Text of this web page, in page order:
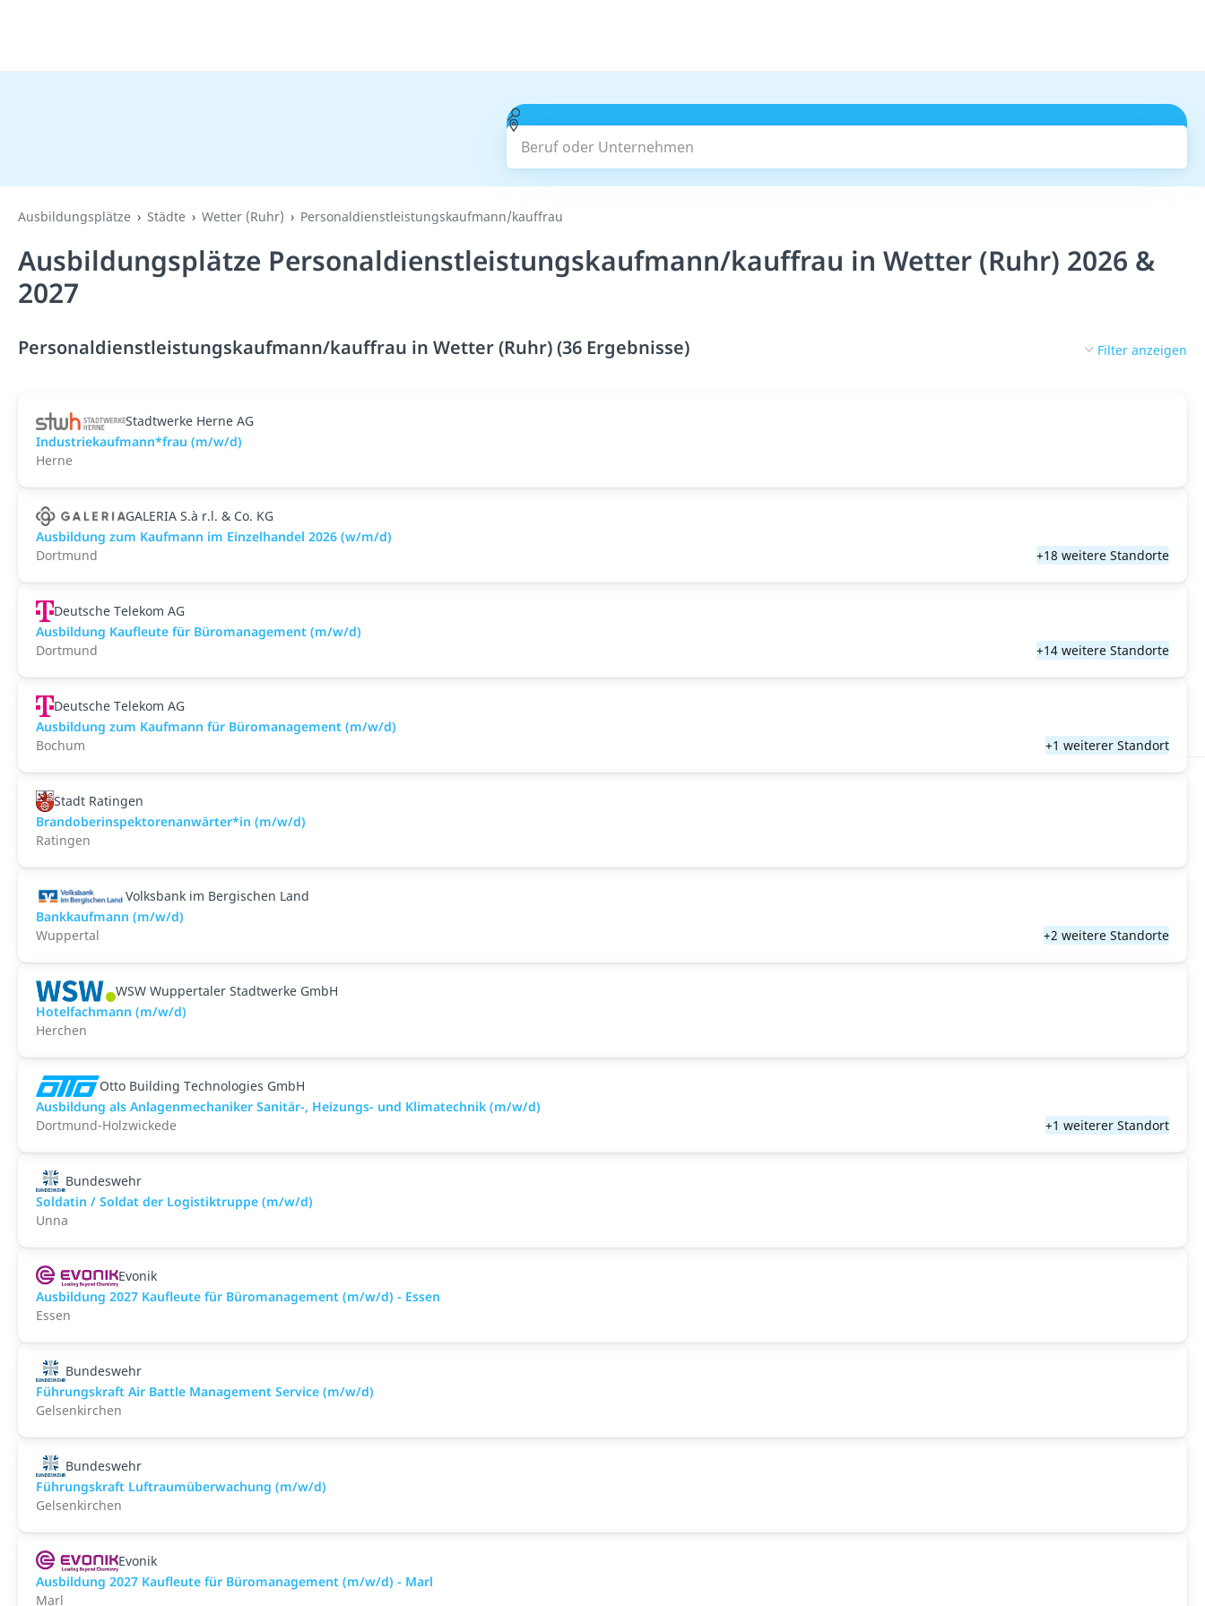
Beruf oder Unternehmen
Ausbildungsplätze Städte Wetter (Ruhr) Personaldienstleistungskaufmann/kauffrau
Ausbildungsplätze Personaldienstleistungskaufmann/kauffrau in Wetter (Ruhr) 2026 &
2027
Personaldienstleistungskaufmann/kauffrau in Wetter (Ruhr) (36 Ergebnisse) Filter anzeigen
Stadtwerke Herne AG
Industriekaufmann*frau (m/w/d)
Herne
GALERIA S.à r.l. & Co. KG
Ausbildung zum Kaufmann im Einzelhandel 2026 (w/m/d)
Dortmund
+18 weitere Standorte
Deutsche Telekom AG
Ausbildung Kaufleute für Büromanagement (m/w/d)
Dortmund
+14 weitere Standorte
Deutsche Telekom AG
Ausbildung zum Kaufmann für Büromanagement (m/w/d)
Bochum
+1 weiterer Standort
Stadt Ratingen
Brandoberinspektorenanwärter*in (m/w/d)
Ratingen
Volksbank im Bergischen Land
Bankkaufmann (m/w/d)
Wuppertal
+2 weitere Standorte
WSW Wuppertaler Stadtwerke GmbH
Hotelfachmann (m/w/d)
Herchen
Otto Building Technologies GmbH
Ausbildung als Anlagenmechaniker Sanitär-, Heizungs- und Klimatechnik (m/w/d)
Dortmund-Holzwickede
+1 weiterer Standort
Bundeswehr
Soldatin / Soldat der Logistik­truppe (m/w/d)
Unna
Evonik
Ausbildung 2027 Kaufleute für Büromanagement (m/w/d) - Essen
Essen
Bundeswehr
Führungskraft Air Battle Management Service (m/w/d)
Gelsenkirchen
Bundeswehr
Führungskraft Luftraumüberwachung (m/w/d)
Gelsenkirchen
Evonik
Ausbildung 2027 Kaufleute für Büromanagement (m/w/d) - Marl
Marl